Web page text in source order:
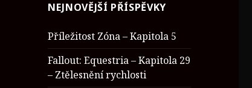
d
v
á
n
í
NEJNOVĚJŠÍ PŘÍSPĚVKY
Příležitost Zóna – Kapitola 5
Fallout: Equestria – Kapitola 29
– Ztělesnění rychlosti